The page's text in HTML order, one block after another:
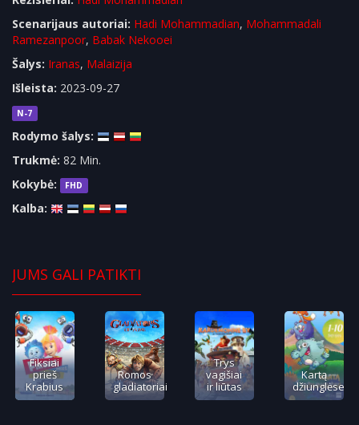
Scenarijaus autoriai: Hadi Mohammadian, Mohammadali
Ramezanpoor, Babak Nekooei
Šalys: Iranas, Malaizija
Išleista: 2023-09-27
N-7
Rodymo šalys:
Trukmė: 82 Min.
Kokybė:
FHD
Kalba:
JUMS GALI PATIKTI
Fiksiai
prieš
Krabius
Romos
gladiatoriai
Trys
vagišiai
ir liūtas
Kartą
džiunglėse